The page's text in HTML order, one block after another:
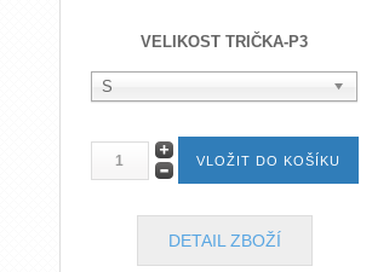
VELIKOST TRIČKA-P3
S
DETAIL ZBOŽÍ